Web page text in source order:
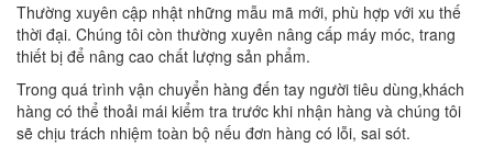
Thường xuyên cập nhật những mẫu mã mới, phù hợp với xu thế
thời đại. Chúng tôi còn thường xuyên nâng cấp máy móc, trang
thiết bị để nâng cao chất lượng sản phẩm.
Trong quá trình vận chuyển hàng đến tay người tiêu dùng,khách
hàng có thể thoải mái kiểm tra trước khi nhận hàng và chúng tôi
sẽ chịu trách nhiệm toàn bộ nếu đơn hàng có lỗi, sai sót.